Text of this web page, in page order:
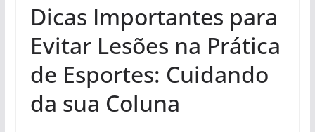
Dicas Importantes para
Evitar Lesões na Prática
de Esportes: Cuidando
da sua Coluna